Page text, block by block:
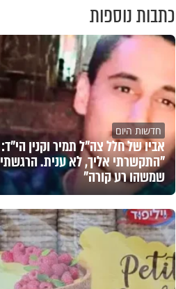
כתבות נוספות
חדשות היום
אביו של חלל צה"ל תמיר וקנין הי"ד:
"התקשרתי אליך, לא ענית. הרגשתי
שמשהו רע קורה"